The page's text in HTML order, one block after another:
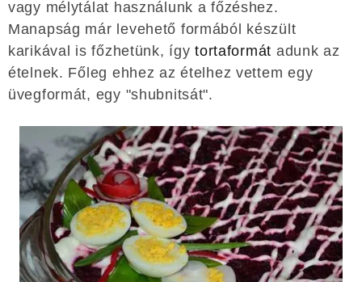
vagy mélytálat használunk a főzéshez.
Manapság már levehető formából készült
karikával is főzhetünk, ígytortaformát adunk az
ételnek. Főleg ehhez az ételhez vettem egy
üvegformát, egy "shubnitsát".